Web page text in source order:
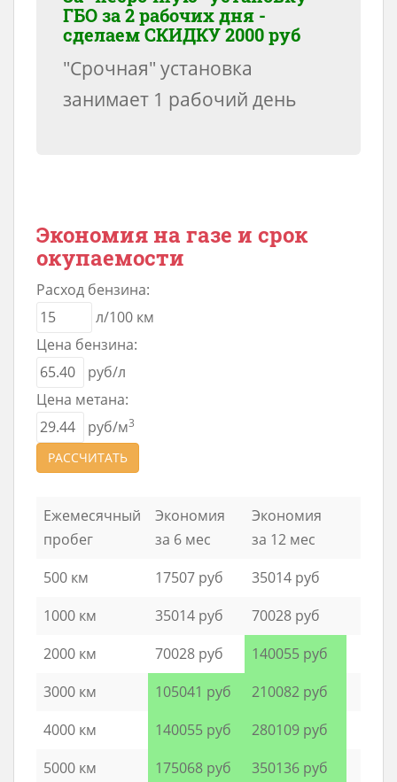
ГБО за 2 рабочих дня -
сделаемСКИДКУ 2000 руб
"Срочная" установка
занимает 1 рабочий день
Экономия на газе и срок
окупаемости
Расход бензина:
л/100 км
Цена бензина:
руб/л
Цена метана:
руб/м3
РАССЧИТАТЬ
Ежемесячный
пробег
Экономия
за 6 мес
Экономия
за 12 мес
500 км
17507 руб
35014 руб
1000 км
35014 руб
70028 руб
2000 км
70028 руб
140055 руб
3000 км
105041 руб
210082 руб
4000 км
140055 руб
280109 руб
5000 км
175068 руб 350136 руб